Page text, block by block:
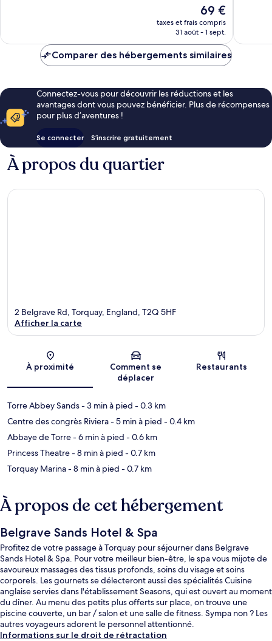
Le
nouveau
prix
de
69 €
taxes et frais compris
31 août - 1 sept.
Comparer des hébergements similaires
Connectez-vous pour découvrir les réductions et les
avantages dont vous pouvez bénéficier. Plus de récompenses
pour plus d’aventures !
Se connecter S’inscrire gratuitement
À propos du quartier
Carte
2 Belgrave Rd, Torquay, England, T2Q 5HF
Afficher la carte
À proximité
Comment se
déplacer
Restaurants
Torre Abbey Sands- 3 min à pied - 0.3 km
Centre des congrès Riviera- 5 min à pied - 0.4 km
Abbaye de Torre- 6 min à pied - 0.6 km
Princess Theatre- 8 min à pied - 0.7 km
Torquay Marina- 8 min à pied - 0.7 km
À propos de cet hébergement
Belgrave Sands Hotel & Spa
Profitez de votre passage à Torquay pour séjourner dans Belgrave
Sands Hotel & Spa. Pour votre meilleur bien-être, le spa vous mijote de
savoureux massages des tissus profonds, soins du visage et soins
corporels. Les gournets se délecteront aussi des spécialités Cuisine
anglaise servies dans l'établissement Seasons, qui est ouvert au moment
du dîner. Au menu des petits plus offerts sur place, on trouve une
piscine couverte, un bar / salon et une salle de fitness. Sympa non ? Les
autres voyageurs adorent le personnel attentionné.
Informations sur le droit de rétractation